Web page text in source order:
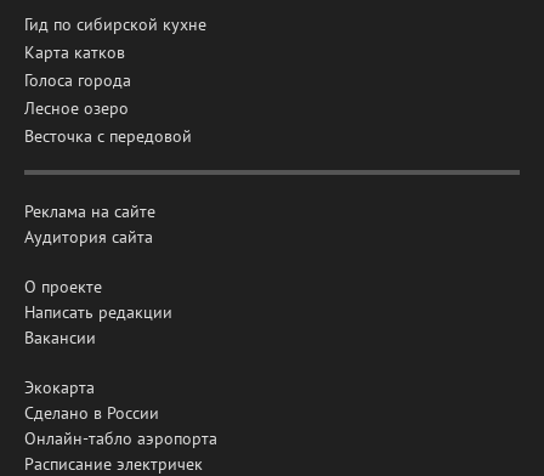
Гид по сибирской кухне
Карта катков
Голоса города
Лесное озеро
Весточка с передовой
Реклама на сайте
Аудитория сайта
О проекте
Написать редакции
Вакансии
Экокарта
Сделано в России
Онлайн-табло аэропорта
Расписание электричек